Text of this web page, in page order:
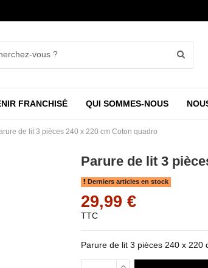
FRANCHISÉ QUI SOMMES-NOUS
de lit 3 pièces 240 x 220 cm Coton quadro
Parure de lit 3
Derniers articles en stock
29,99 €
TTC
Parure de lit 3 pièces 240 x 220